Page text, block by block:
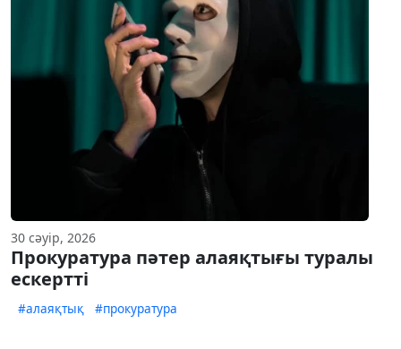
30 сәуір, 2026
Прокуратура пәтер алаяқтығы туралы
ескертті
#алаяқтық #прокуратура